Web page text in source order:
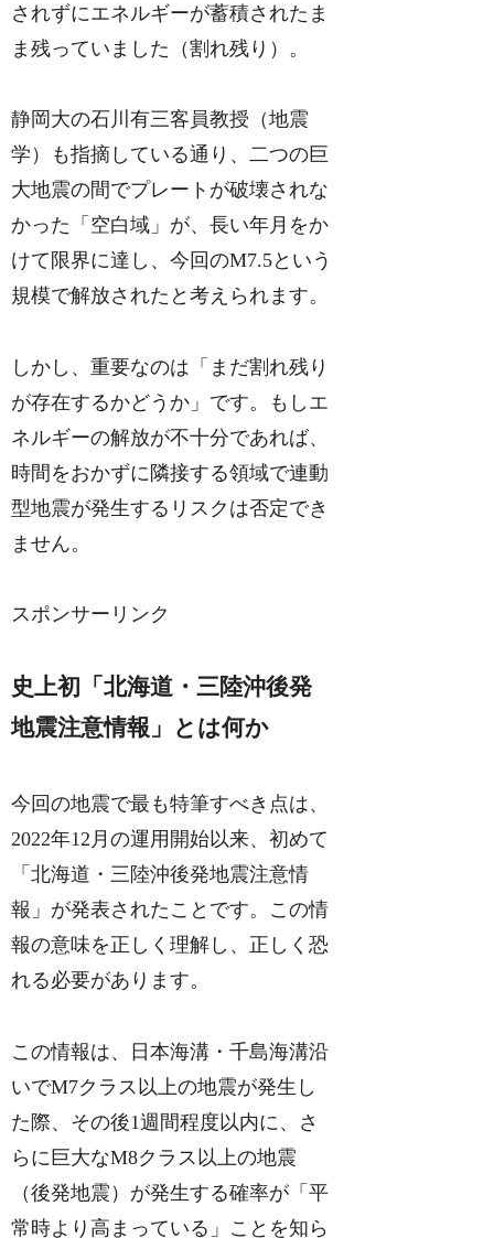
されずにエネルギーが蓄積されたま
ま残っていました（割れ残り）。
静岡大の石川有三客員教授（地震
学）も指摘している通り、二つの巨
大地震の間でプレートが破壊されな
かった「空白域」が、長い年月をか
けて限界に達し、今回のM7.5という
規模で解放されたと考えられます。
しかし、重要なのは「まだ割れ残り
が存在するかどうか」です。もしエ
ネルギーの解放が不十分であれば、
時間をおかずに隣接する領域で連動
型地震が発生するリスクは否定でき
ません。
スポンサーリンク
史上初「北海道・三陸沖後発
地震注意情報」とは何か
今回の地震で最も特筆すべき点は、
2022年12月の運用開始以来、初めて
「北海道・三陸沖後発地震注意情
報」が発表されたことです。この情
報の意味を正しく理解し、正しく恐
れる必要があります。
この情報は、日本海溝・千島海溝沿
いでM7クラス以上の地震が発生し
た際、その後1週間程度以内に、さ
らに巨大なM8クラス以上の地震
（後発地震）が発生する確率が「平
常時より高まっている」ことを知ら